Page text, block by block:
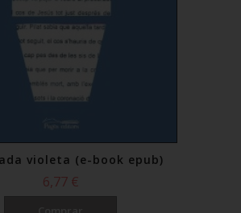
violeta (e-book epub)
6,77 €